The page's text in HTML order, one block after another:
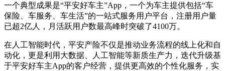
一个典型成果是“平安好车主”App，一个为车主提供包括“车
保险、车服务、车生活”的一站式服务用户平台，注册用户量
已超2亿人，月活跃用户数最高峰时突破了4100万。
在人工智能时代，平安产险不仅是推动业务流程的线上化和自
动化，更是利用大数据、人工智能等新质生产力，迭代升级基
于平安好车主App的客户经营，提供更高效的个性化服务，实